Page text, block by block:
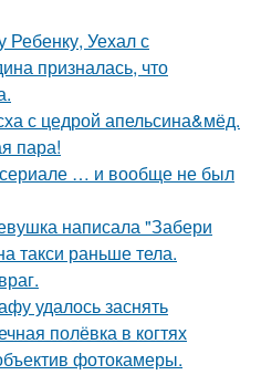
Ребенку, Уехал с
призналась, что
с цедрой апельсина&мёд.
пара!
сериале … и вообще не был
написала "Забери
такси раньше тела.
удалось заснять
полёвка в когтях
фотокамеры.